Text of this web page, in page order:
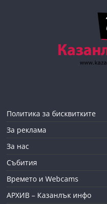
Политика за бисквитките
За реклама
За нас
Събития
Времето и Webcams
АРХИВ – Казанлък инфо